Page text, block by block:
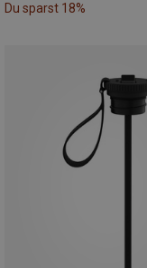
Du sparst 18%